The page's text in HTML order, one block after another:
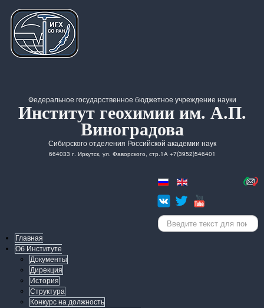
Федеральное государственное бюджетное учреждение науки
Институт геохимии им. А.П.
Виноградова
Сибирского отделения Российской академии наук
664033 г. Иркутск, ул. Фаворского, стр.1А +7(3952)546401
Искать...
Главная
Об Институте
Документы
Дирекция
История
Структура
Конкурс на должность